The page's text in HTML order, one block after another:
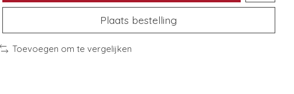
Plaats bestelling
Toevoegen om te vergelijken